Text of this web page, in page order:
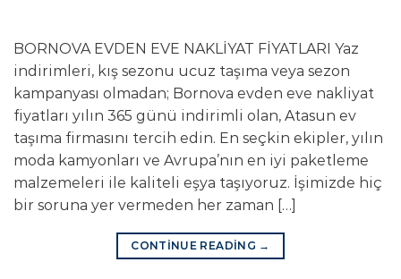
BORNOVA EVDEN EVE NAKLİYAT FİYATLARI Yaz
indirimleri, kış sezonu ucuz taşıma veya sezon
kampanyası olmadan; Bornova evden eve nakliyat
fiyatları yılın 365 günü indirimli olan, Atasun ev
taşıma firmasını tercih edin. En seçkin ekipler, yılın
moda kamyonları ve Avrupa’nın en iyi paketleme
malzemeleri ile kaliteli eşya taşıyoruz. İşimizde hiç
bir soruna yer vermeden her zaman […]
CONTINUE READING →